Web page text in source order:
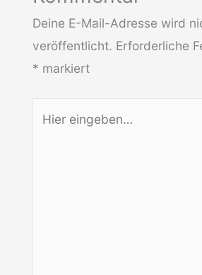
Deine E-Mail-Adresse wird
veröffentlicht. Erforderliche
* markiert
eingeben…